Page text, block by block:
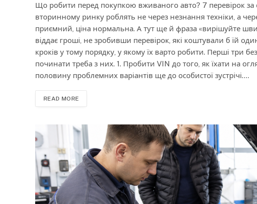
Що робити перед покупкою вживаного авто? 7 перевірок
вторинному ринку роблять не через незнання техніки, а
приємний, ціна нормальна. А тут ще й фраза «вирішуйте
віддає гроші, не зробивши перевірок, які коштували б їй
кроків у тому порядку, у якому їх варто робити. Перші три
починати треба з них. 1. Пробити VIN до того, як їхати на
половину проблемних варіантів ще до особистої зустрічі.…
READ MORE